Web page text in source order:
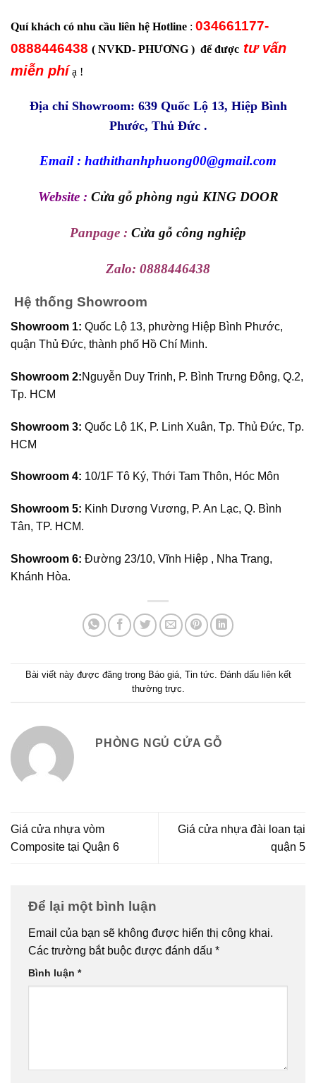
Quí khách có nhu cầu liên hệ Hotline : 034661177-
0888446438 ( NVKD- PHƯƠNG ) để được tư vấn
miễn phí ạ !
Địa chỉ Showroom: 639 Quốc Lộ 13, Hiệp Bình
Phước, Thủ Đức .
Email : hathithanhphuong00@gmail.com
Website : Cửa gỗ phòng ngủ KING DOOR
Panpage : Cửa gỗ công nghiệp
Zalo: 0888446438
Hệ thống Showroom
Showroom 1: Quốc Lộ 13, phường Hiệp Bình Phước,
quận Thủ Đức, thành phố Hồ Chí Minh.
Showroom 2:Nguyễn Duy Trinh, P. Bình Trưng Đông, Q.2,
Tp. HCM
Showroom 3: Quốc Lộ 1K, P. Linh Xuân, Tp. Thủ Đức, Tp.
HCM
Showroom 4: 10/1F Tô Ký, Thới Tam Thôn, Hóc Môn
Showroom 5: Kinh Dương Vương, P. An Lạc, Q. Bình
Tân, TP. HCM.
Showroom 6: Đường 23/10, Vĩnh Hiệp , Nha Trang,
Khánh Hòa.
Bài viết này được đăng trong Báo giá, Tin tức. Đánh dấu liên kết
thường trực.
PHÒNG NGỦ CỬA GỖ
Giá cửa nhựa vòm
Composite tại Quận 6
Giá cửa nhựa đài loan tại
quận 5
Để lại một bình luận
Email của bạn sẽ không được hiển thị công khai.
Các trường bắt buộc được đánh dấu *
Bình luận *